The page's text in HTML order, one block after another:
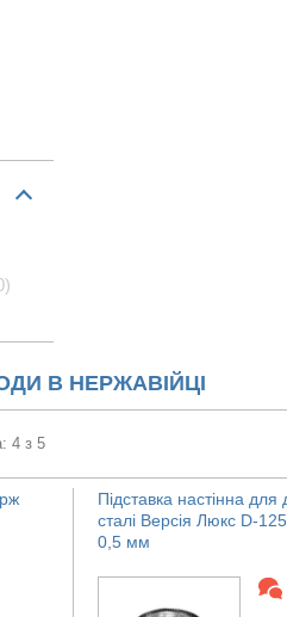
В НЕРЖАВІЙЦІ
4 з 5
Підставка настінна
сталі Версія Люкс D-
0,5 мм